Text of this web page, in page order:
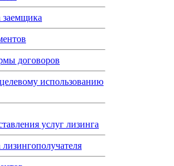
заемщика
договоров
использованию
услуг лизинга
лизингополучателя